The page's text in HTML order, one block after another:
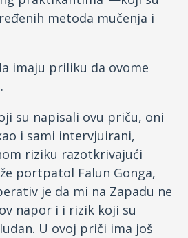
metoda mučenja i
imaju priliku da ovome
su napisali ovu priču, oni
i sami intervjuirani,
riziku razotkrivajući
portpatol Falun Gonga,
je da mi na Zapadu ne
napor i i rizik koji su
U ovoj priči ima još